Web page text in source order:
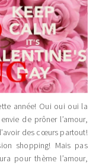
année! Oui oui oui la
de prôner l’amour,
des cœurs partout!
shopping! Mais pas
pour thème l’amour,